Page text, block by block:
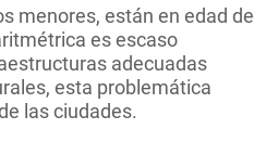
menores, están en edad de
es escaso
adecuadas
esta problemática
las ciudades.